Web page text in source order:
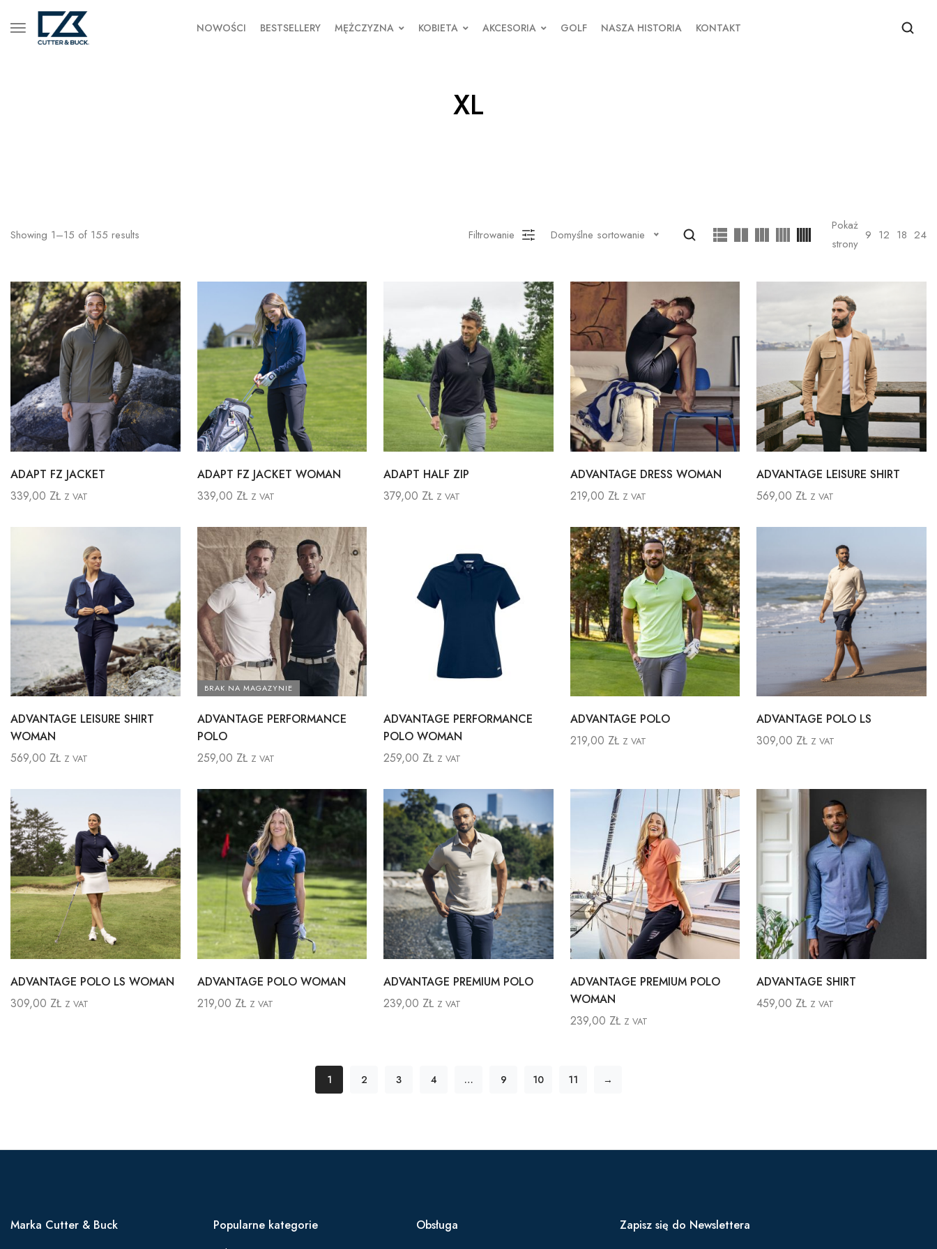
NOWOŚCI BESTSELLERY MĘŻCZYZNA KOBIETA AKCESORIA GOLF NASZA HISTORIA KONTAKT
XL
Showing 1–15 of 155 results Filtrowanie Domyślne sortowanie
Pokaż
strony
9 12 18 24
ADAPT FZ JACKET
339,00 ZŁ Z VAT
ADAPT FZ JACKET WOMAN
339,00 ZŁ Z VAT
ADAPT HALF ZIP
379,00 ZŁ Z VAT
ADVANTAGE DRESS WOMAN
219,00 ZŁ Z VAT
ADVANTAGE LEISURE SHIRT
569,00 ZŁ Z VAT
ADVANTAGE LEISURE SHIRT
WOMAN
569,00 ZŁ Z VAT
BRAK NA MAGAZYNIE
ADVANTAGE PERFORMANCE
POLO
259,00 ZŁ Z VAT
ADVANTAGE PERFORMANCE
POLO WOMAN
259,00 ZŁ Z VAT
ADVANTAGE POLO
219,00 ZŁ Z VAT
ADVANTAGE POLO LS
309,00 ZŁ Z VAT
ADVANTAGE POLO LS WOMAN
309,00 ZŁ Z VAT
ADVANTAGE POLO WOMAN
219,00 ZŁ Z VAT
ADVANTAGE PREMIUM POLO
239,00 ZŁ Z VAT
ADVANTAGE PREMIUM POLO
WOMAN
239,00 ZŁ Z VAT
ADVANTAGE SHIRT
459,00 ZŁ Z VAT
1 2 3 4 … 9 10 11 →
Marka Cutter & Buck Popularne kategorie Obsługa Zapisz się do Newslettera